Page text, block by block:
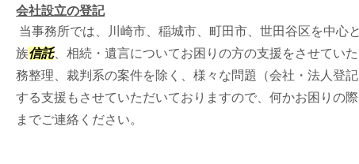
会社設立の登記
当事務所では、川崎市、稲城市、町田市、世田谷区を中心
族信託、相続・遺言についてお困りの方の支援をさせてい
務整理、裁判系の案件を除く、様々な問題（会社・法人登
する支援もさせていただいておりますので、何かお困りの
までご連絡ください。